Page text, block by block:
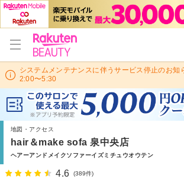
システムメンテナンスに伴うサービス停止のお知
2:00〜5:30
地図・アクセス
hair＆make sofa 泉中央店
ヘアーアンドメイクソファーイズミチュウオウテン
4.6 (389件)